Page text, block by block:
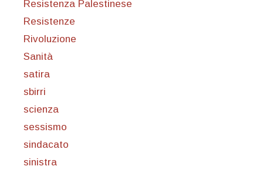
Resistenza Palestinese
Resistenze
Rivoluzione
Sanità
satira
sbirri
scienza
sessismo
sindacato
sinistra